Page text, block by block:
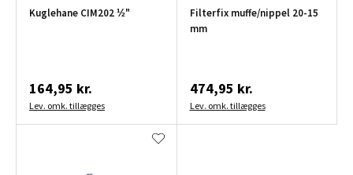
Kuglehane CIM202 ½"
164,95 kr.
Lev. omk. tillægges
Filterfix muffe/nippel 20-15
mm
474,95 kr.
Lev. omk. tillægges